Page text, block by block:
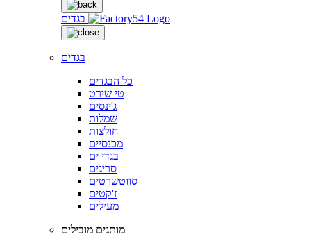
בגדים
בגדים
כל הבגדים
טי שירט
ג'ינסים
שמלות
חולצות
מכנסיים
בגדי ים
סריגים
סווטשרטים
ז'קטים
מעילים
מותגים מובילים